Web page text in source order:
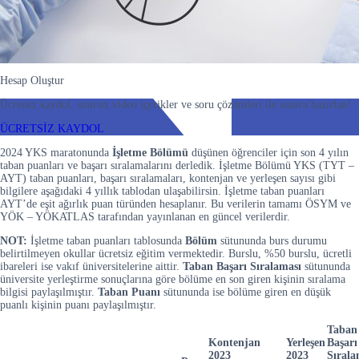
Hesap Oluştur
Ücretsiz kaydol, sınırsız video içerikler ve soru çözümleri ile sınava hazırlan!
ÜCRETSİZ KAYDOL
2024 YKS maratonunda İşletme Bölümü düşünen öğrenciler için son 4 yılın
taban puanları ve başarı sıralamalarını derledik. İşletme Bölümü YKS (TYT –
AYT) taban puanları, başarı sıralamaları, kontenjan ve yerleşen sayısı gibi
bilgilere aşağıdaki 4 yıllık tablodan ulaşabilirsin. İşletme taban puanları
AYT’de eşit ağırlık puan türünden hesaplanır. Bu verilerin tamamı ÖSYM ve
YÖK – YÖKATLAS tarafından yayınlanan en güncel verilerdir.
NOT: İşletme taban puanları tablosunda Bölüm sütununda burs durumu
belirtilmeyen okullar ücretsiz eğitim vermektedir. Burslu, %50 burslu, ücretli
ibareleri ise vakıf üniversitelerine aittir. Taban Başarı Sıralaması sütununda
üniversite yerleştirme sonuçlarına göre bölüme en son giren kişinin sıralama
bilgisi paylaşılmıştır. Taban Puanı sütununda ise bölüme giren en düşük
puanlı kişinin puanı paylaşılmıştır.
Kontenjan
2023
Yerleşen
2023
Taban
Başarı